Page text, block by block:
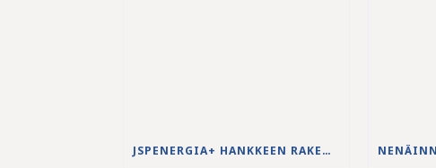
JSPENERGIA+ HANKKEEN RAKENNUSTYÖT KÄYNNISTYVÄT LOUHINTATÖILLÄ